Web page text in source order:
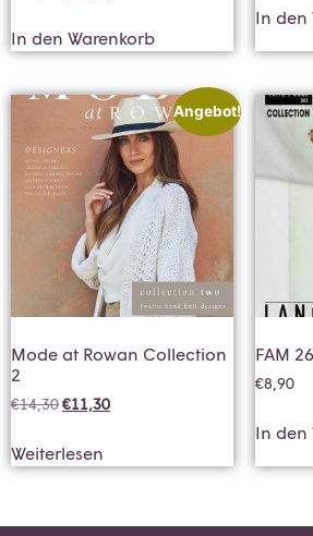
In den Warenkorb
In den
Angebot!
Mode at Rowan Collection
2
€14,30€11,30
Weiterlesen
FAM
€8,90
In den